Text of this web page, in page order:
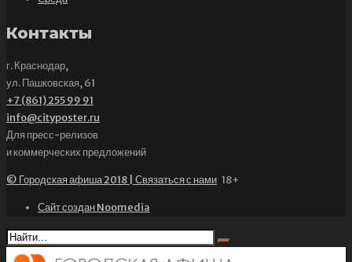
Контакты
г. Краснодар,
ул. Пашковская, 61
+7 (861) 255 99 91
info@cityposter.ru
Для пресс-релизов
и коммерческих предложений
© Городская афиша 2018 | Связаться с нами 18+
Сайт создан Noomedia